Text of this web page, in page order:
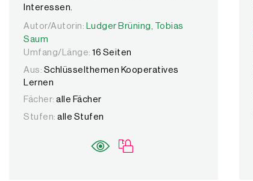
Interessen.
Autor/Autorin: Ludger Brüning, Tobias Saum
Autor/Autorin: Ludger Brüning,
Tobias
Saum
Umfang/Länge: 16 Seiten
Aus: Schlüsselthemen Kooperatives
Lernen
Fächer: alle Fächer
Stufen: alle Stufen